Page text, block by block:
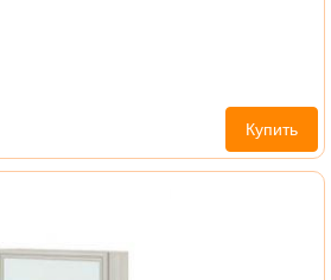
Купить